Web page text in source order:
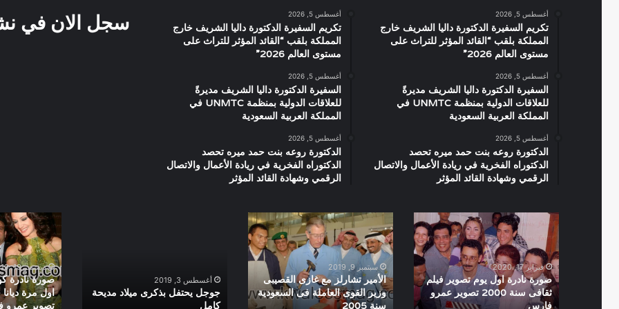
أغسطس 5, 2026
تكريم السفيرة الدكتورة داليا الشريف خارج
المملكة بلقب “القائد المؤثر للتراث على
مستوى العالم 2026”
أغسطس 5, 2026
السفيرة الدكتورة داليا الشريف مديرةً
للعلاقات الدولية بمنظمة UNMTC في
المملكة العربية السعودية
أغسطس 5, 2026
الدكتورة روعه بنت حمد ميره تحصد
الدكتوراه الفخرية في ريادة الأعمال والاتصال
الرقمي وشهادة القائد المؤثر
أغسطس 5, 2026
تكريم السفيرة الدكتورة داليا الشريف خارج
المملكة بلقب “القائد المؤثر للتراث على
مستوى العالم 2026”
أغسطس 5, 2026
السفيرة الدكتورة داليا الشريف مديرةً
للعلاقات الدولية بمنظمة UNMTC في
المملكة العربية السعودية
أغسطس 5, 2026
الدكتورة روعه بنت حمد ميره تحصد
الدكتوراه الفخرية في ريادة الأعمال والاتصال
الرقمي وشهادة القائد المؤثر
سجل الان في
صورة
نادرة
اول
يوم
تصوير
فيلم
ثقافى
فبراير 17, 2020
صورة نادرة اول يوم تصوير فيلم
ثقافى سنة 2000 تصوير عمرو
فارس
الأمير
تشارلز
مع
غازى
القصيبى
وزير
القوى
سبتمبر 9, 2019
الأمير تشارلز مع غازى القصيبى
وزير القوى العاملة فى السعودية
سنة 2005
مديحة
كامل
أغسطس 3, 2019
جوجل يحتفل بذكرى ميلاد مديحة
كامل
صورة
نادرة
كواليس
حفل
البوم
اول
مرة
ديسمبر 19, 2019
صورة نادرة
تصوير عمرو